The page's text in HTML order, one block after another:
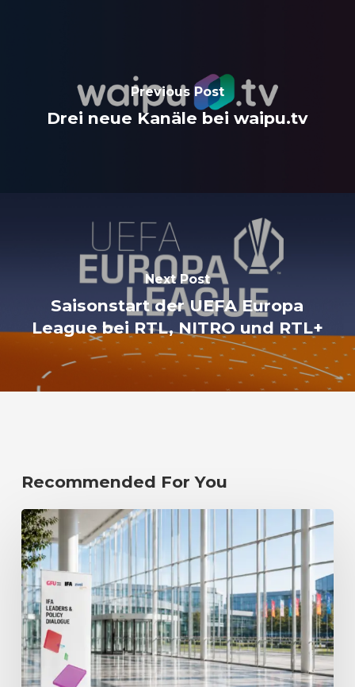
Previous Post
Drei neue Kanäle bei waipu.tv
Next Post
Saisonstart der UEFA Europa
League bei RTL, NITRO und RTL+
Recommended For You